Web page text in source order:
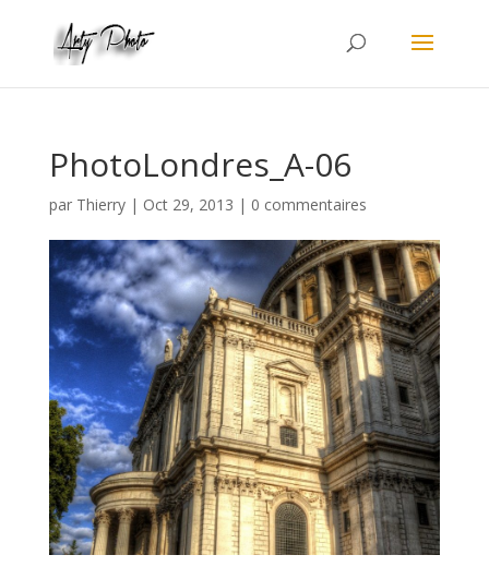
PhotoLondres_A-06
par Thierry| Oct 29, 2013 | 0 commentaires